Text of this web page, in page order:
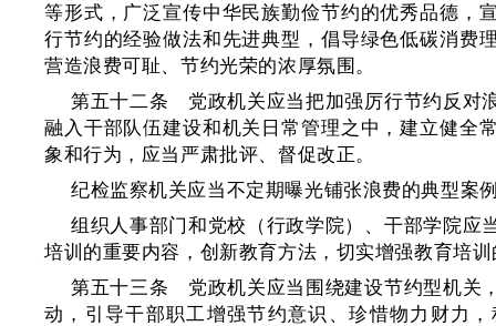
等形式，广泛宣传中华民族勤俭节约的优秀品德，
行节约的经验做法和先进典型，倡导绿色低碳消费
营造浪费可耻、节约光荣的浓厚氛围。
第五十二条 党政机关应当把加强厉行节约反对
融入干部队伍建设和机关日常管理之中，建立健全
象和行为，应当严肃批评、督促改正。
纪检监察机关应当不定期曝光铺张浪费的典型案
组织人事部门和党校（行政学院）、干部学院应
培训的重要内容，创新教育方法，切实增强教育培
第五十三条 党政机关应当围绕建设节约型机关
动，引导干部职工增强节约意识、珍惜物力财力